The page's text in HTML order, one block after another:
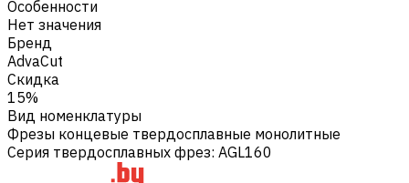
Особенности
Нет значения
Бренд
AdvaCut
Скидка
15%
Вид номенклатуры
Фрезы концевые твердосплавные монолитные
Серия твердосплавных фрез: AGL160